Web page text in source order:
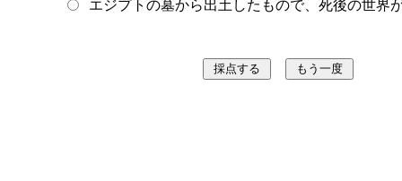
エジプトの墓から出土したもので、死後の世界